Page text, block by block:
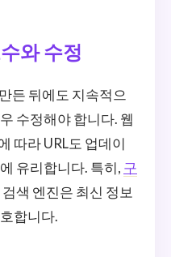
와 수정
든 뒤에도 지속적으
수정해야 합니다. 웹
따라 URL도 업데이
유리합니다. 특히, 구
색 엔진은 최신 정보
합니다.